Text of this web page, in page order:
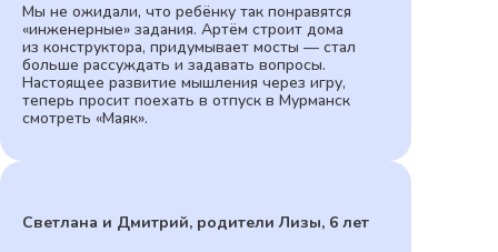
Мы не ожидали, что ребёнку так понравятся
«инженерные» задания. Артём строит дома
из конструктора, придумывает мосты — стал
больше рассуждать и задавать вопросы.
Настоящее развитие мышления через игру,
теперь просит поехать в отпуск в Мурманск
смотреть «Маяк».
Светлана и Дмитрий, родители Лизы, 6 лет